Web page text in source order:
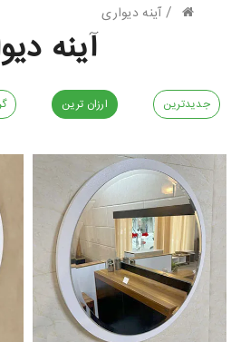
/ آینه دیواری
آینه
جدیدترین ارزان ترین